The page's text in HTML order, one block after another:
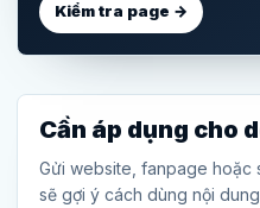
Kiểm tra page →
Cần áp dụng cho
Gửi website, fanpage hoặc
sẽ gợi ý cách dùng nội